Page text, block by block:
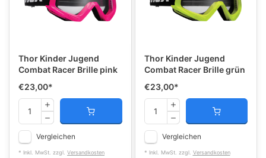
Thor Kinder Jugend
Combat Racer Brille pink
€23,00*
Vergleichen
* Inkl. MwSt. zzgl. Versandkosten
Thor Kinder Jugend
Combat Racer Brille grün
€23,00*
Vergleichen
* Inkl. MwSt. zzgl. Versandkosten